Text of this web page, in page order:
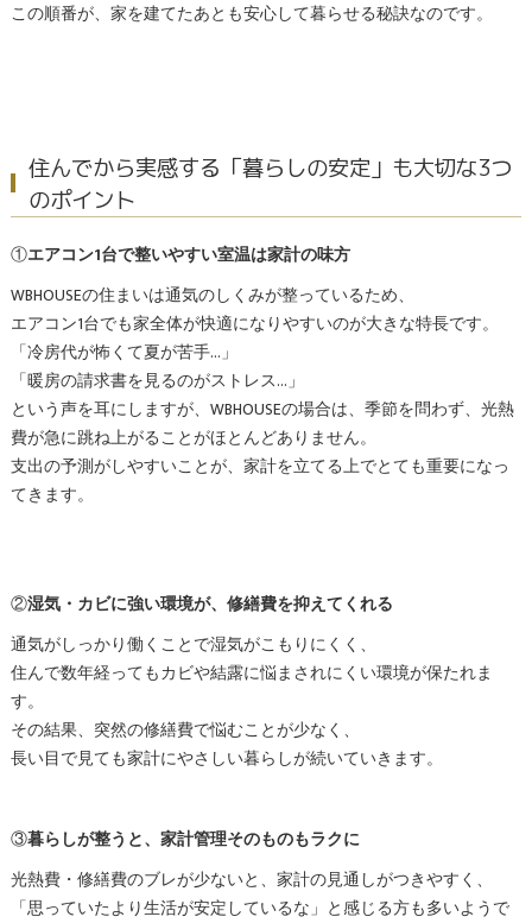
この順番が、家を建てたあとも安心して暮らせる秘訣なのです。
住んでから実感する「暮らしの安定」も大切な3つ
のポイント
①エアコン1台で整いやすい室温は家計の味方
WBHOUSEの住まいは通気のしくみが整っているため、
エアコン1台でも家全体が快適になりやすいのが大きな特長です。
「冷房代が怖くて夏が苦手…」
「暖房の請求書を見るのがストレス…」
という声を耳にしますが、WBHOUSEの場合は、季節を問わず、光熱
費が急に跳ね上がることがほとんどありません。
支出の予測がしやすいことが、家計を立てる上でとても重要になっ
てきます。
②湿気・カビに強い環境が、修繕費を抑えてくれる
通気がしっかり働くことで湿気がこもりにくく、
住んで数年経ってもカビや結露に悩まされにくい環境が保たれま
す。
その結果、突然の修繕費で悩むことが少なく、
長い目で見ても家計にやさしい暮らしが続いていきます。
③暮らしが整うと、家計管理そのものもラクに
光熱費・修繕費のブレが少ないと、家計の見通しがつきやすく、
「思っていたより生活が安定しているな」と感じる方も多いようで